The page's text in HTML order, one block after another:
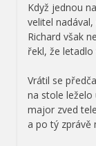
Když jednou
velitel
Richard však
řekl, že
Vrátil se
na stole leželo
major zved
a po tý zprávě